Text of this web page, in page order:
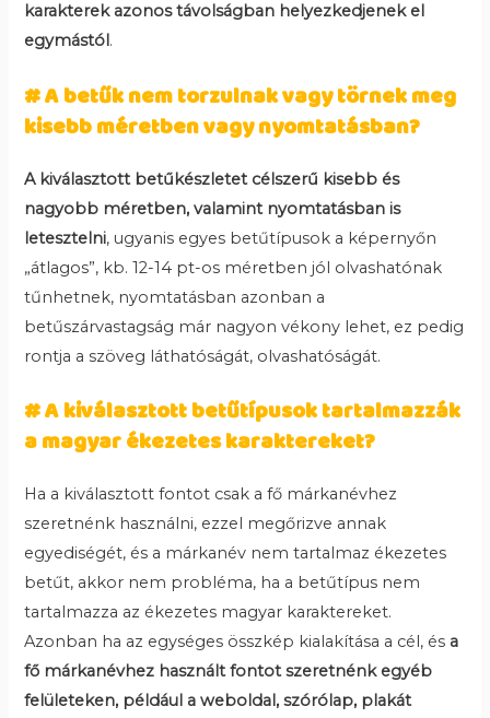
karakterek azonos távolságban helyezkedjenek el
egymástól.
# A betűk nem torzulnak vagy törnek meg
kisebb méretben vagy nyomtatásban?
A kiválasztott betűkészletet célszerű kisebb és
nagyobb méretben, valamint nyomtatásban is
letesztelni, ugyanis egyes betűtípusok a képernyőn
„átlagos”, kb. 12-14 pt-os méretben jól olvashatónak
tűnhetnek, nyomtatásban azonban a
betűszárvastagság már nagyon vékony lehet, ez pedig
rontja a szöveg láthatóságát, olvashatóságát.
# A kiválasztott betűtípusok tartalmazzák
a magyar ékezetes karaktereket?
Ha a kiválasztott fontot csak a fő márkanévhez
szeretnénk használni, ezzel megőrizve annak
egyediségét, és a márkanév nem tartalmaz ékezetes
betűt, akkor nem probléma, ha a betűtípus nem
tartalmazza az ékezetes magyar karaktereket.
Azonban ha az egységes összkép kialakítása a cél, és a
fő márkanévhez használt fontot szeretnénk egyéb
felületeken, például a weboldal, szórólap, plakát